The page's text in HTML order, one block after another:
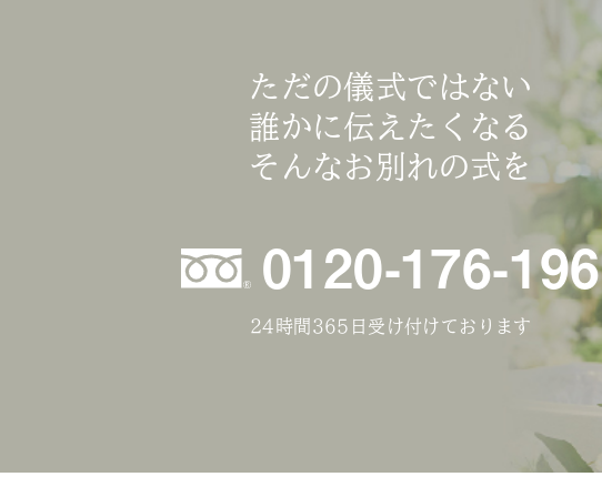
ただの儀式ではない
誰かに伝えたくなる
そんなお別れの式を
0120-176-196
24時間365日受け付けております